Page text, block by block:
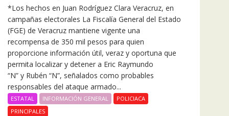
*Los hechos en Juan Rodríguez Clara Veracruz, en
campañas electorales La Fiscalía General del Estado
(FGE) de Veracruz mantiene vigente una
recompensa de 350 mil pesos para quien
proporcione información útil, veraz y oportuna que
permita localizar y detener a Eric Raymundo
“N” y Rubén “N”, señalados como probables
responsables del ataque armado...
ESTATAL INFORMACIÓN GENERAL
POLICIACA
PRINCIPALES